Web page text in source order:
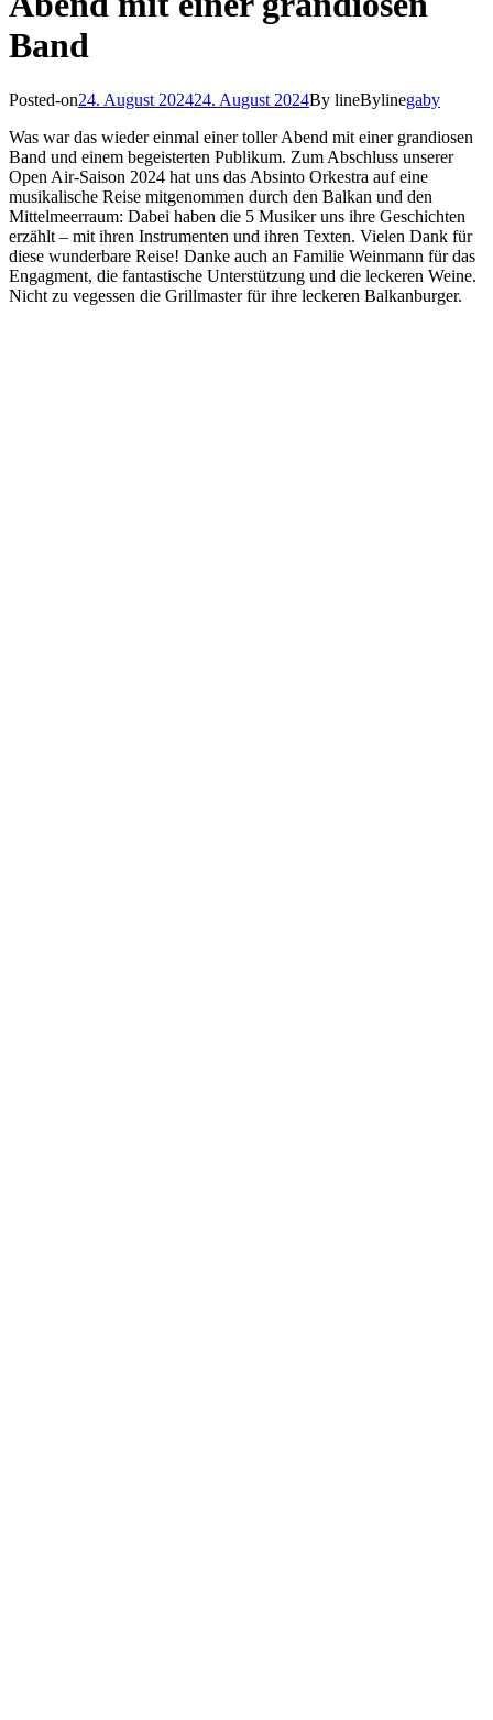
Band
Posted-on24. August 202424. August 2024By lineBylinegaby
Was war das wieder einmal einer toller Abend mit einer grandiosen
Band und einem begeisterten Publikum. Zum Abschluss unserer
Open Air-Saison 2024 hat uns das Absinto Orkestra auf eine
musikalische Reise mitgenommen durch den Balkan und den
Mittelmeerraum: Dabei haben die 5 Musiker uns ihre Geschichten
erzählt – mit ihren Instrumenten und ihren Texten. Vielen Dank für
diese wunderbare Reise! Danke auch an Familie Weinmann für das
Engagment, die fantastische Unterstützung und die leckeren Weine.
Nicht zu vegessen die Grillmaster für ihre leckeren Balkanburger.